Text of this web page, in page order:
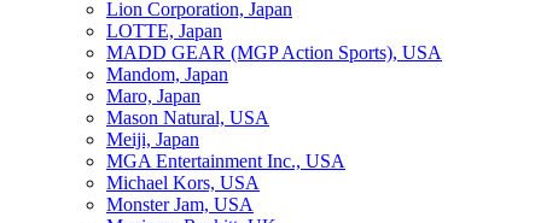
Lion Corporation, Japan
LOTTE, Japan
MADD GEAR (MGP Action Sports), USA
Mandom, Japan
Maro, Japan
Mason Natural, USA
Meiji, Japan
MGA Entertainment Inc., USA
Michael Kors, USA
Monster Jam, USA